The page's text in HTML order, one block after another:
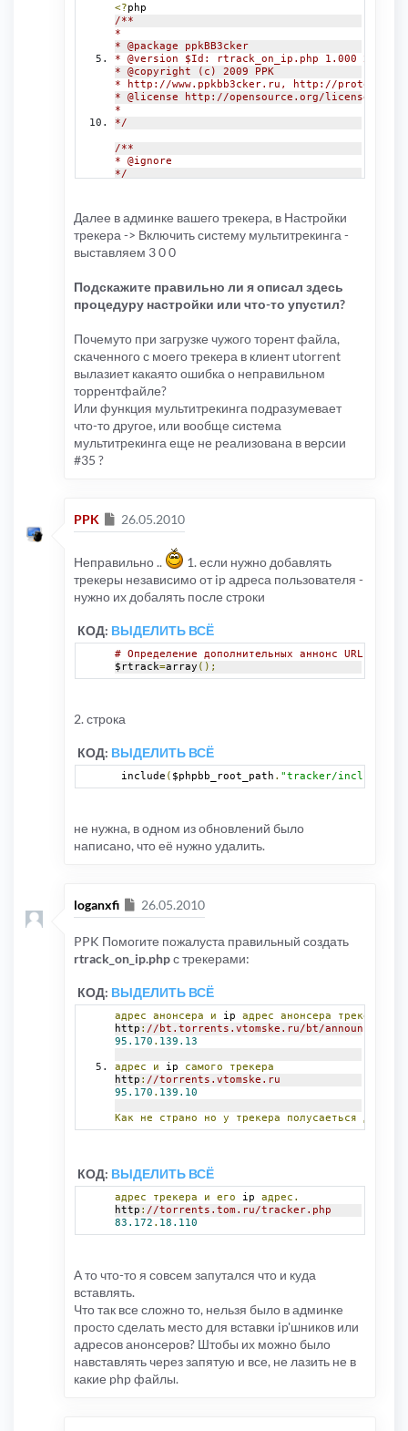
<?php
/**
*
* @package ppkBB3cker
* @version $Id: rtrack_on_ip.php 1.000 2009-
* @copyright (c) 2009 PPK
* http://www.ppkbb3cker.ru, http://
* @license http://opensource.org/licenses/gpl-
*
*/
/**
* @ignore
*/
}
# Определение дополнительных аннонс URL на
$rtrackoi_iplist['all' ][]='1.0.0.0-
$rtrackoi_iplist ['all2'][]= '1.0.0.0-
# Определение дополнительных трекеров для
$rtrackoi_ip ['all']=array('1');
$rtrackoi_ip['all2' ]=array('2');
# Аннонс URL дополнительных трекеров
$rtrackoi_url=array();
$rtrackoi_url [1] =
"http://
$rtrackoi_url
]
"http://torrents.tom.ru/
$rtrackoi_append
$rtrackoi_append
# Строка запроса
$rtrackoi_string= array();
$rtrackoi_string
]=
# Пасскей, если равно: -1 - текущий пасскей
$rtrackoi_fill = array
# Определение дополнительных аннонс URL без
/*$rtrack[9]['rtrack_url']='http://127.0.0.1/
$rtrack[9]['rtrack_append']='passkey=%s';//
Далее в админке вашего трекера, в Настройки
трекера -> Включить систему мультитрекинга -
выставляем 3 0 0
Подскажите правильно ли я описал здесь
процедуру настройки или что-то упустил?
Почемуто при загрузке чужого торент файла,
скаченного с моего трекера в клиент utorrent
вылазиет какаято ошибка о неправильном
торрентфайле?
Или функция мультитрекинга подразумевает
что-то другое, или вообще система
мультитрекинга еще не реализована в версии
#35 ?
PPK Сообщение
26.05.2010
Неправильно ..
1. если нужно добавлять
трекеры независимо от ip адреса пользователя -
нужно их добалять после строки
КОД: ВЫДЕЛИТЬ ВСЁ
# Определение дополнительных аннонс URL без
$rtrack=array ();
2. строка
КОД: ВЫДЕЛИТЬ ВСЁ
include ( $phpbb_root_path . "tracker/include/
не нужна, в одном из обновлений было
написано, что её нужно удалить.
loganxfi Сообщение
26.05.2010
PPK Помогите пожалуста правильный создать
rtrack_on_ip.phpс трекерами:
КОД: ВЫДЕЛИТЬ ВСЁ
адрес анонсера и ip адрес анонсера
трекера
http : //bt.torrents.vtomske.ru/bt/announce.php
95.170 . 139.13
адрес и ip самого
трекера
http : //torrents.vtomske.ru
95.170 . 139.10
Как не страно но у трекера полусаеться два
КОД: ВЫДЕЛИТЬ ВСЁ
адрес трекера и его ip адрес.
http : //torrents.tom.ru/tracker.php
83.172 . 18.110
А то что-то я совсем запутался что и куда
вставлять.
Что так все сложно то, нельзя было в админке
просто сделать место для вставки ip'шников или
адресов анонсеров? Штобы их можно было
навставлять через запятую и все, не лазить не в
какие php файлы.